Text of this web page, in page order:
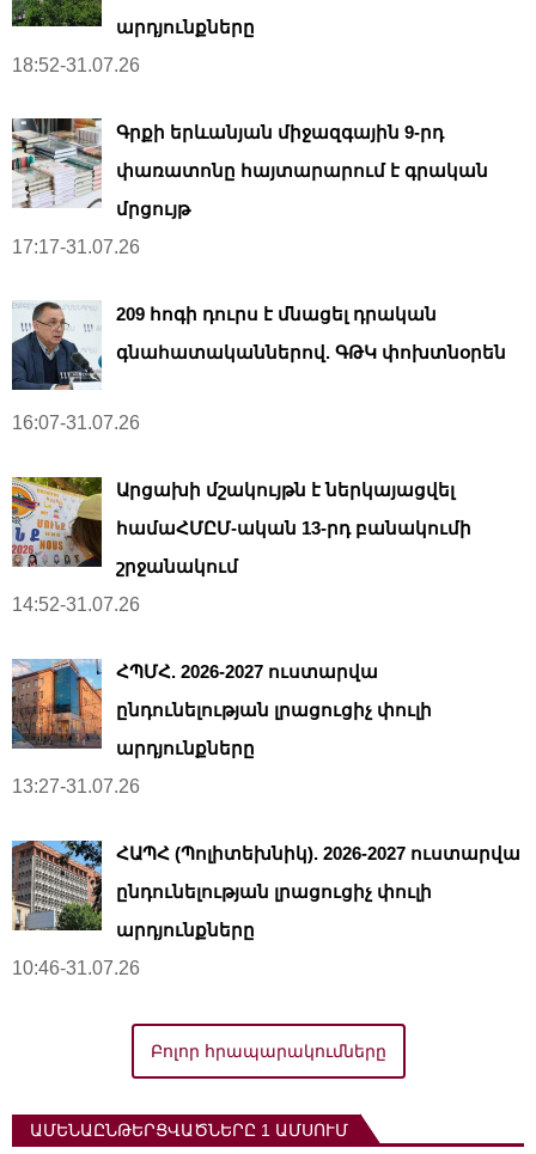
արդյունքները
18:52-31.07.26
Գրքի երևանյան միջազգային 9-րդ
փառատոնը հայտարարում է գրական
մրցույթ
17:17-31.07.26
209 հոգի դուրս է մնացել դրական
գնահատականներով. ԳԹԿ փոխտնօրեն
16:07-31.07.26
Արցախի մշակույթն է ներկայացվել
համաՀՄԸՄ-ական 13-րդ բանակումի
շրջանակում
14:52-31.07.26
ՀՊՄՀ. 2026-2027 ուստարվա
ընդունելության լրացուցիչ փուլի
արդյունքները
13:27-31.07.26
ՀԱՊՀ (Պոլիտեխնիկ). 2026-2027 ուստարվա
ընդունելության լրացուցիչ փուլի
արդյունքները
10:46-31.07.26
Բոլոր հրապարակումները
ԱՄԵՆԱԸՆԹԵՐՑՎԱԾՆԵՐԸ 1 ԱՄՍՈՒՄ